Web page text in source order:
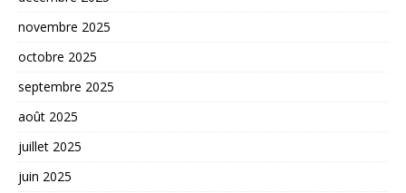
novembre 2025
octobre 2025
septembre 2025
août 2025
juillet 2025
juin 2025